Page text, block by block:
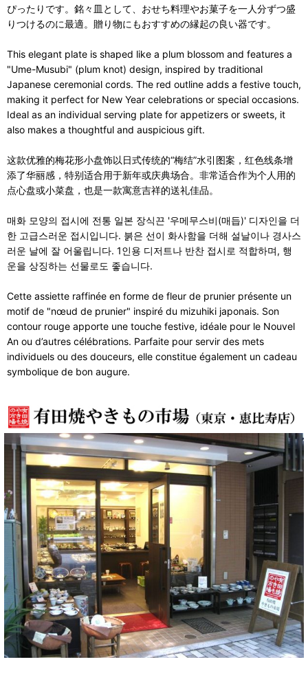
ぴったりです。銘々皿として、おせち料理やお菓子を一人分ずつ盛
りつけるのに最適。贈り物にもおすすめの縁起の良い器です。
This elegant plate is shaped like a plum blossom and features a
"Ume-Musubi" (plum knot) design, inspired by traditional
Japanese ceremonial cords. The red outline adds a festive touch,
making it perfect for New Year celebrations or special occasions.
Ideal as an individual serving plate for appetizers or sweets, it
also makes a thoughtful and auspicious gift.
这款优雅的梅花形小盘饰以日式传统的“梅结”水引图案，红色线条增
添了华丽感，特别适合用于新年或庆典场合。非常适合作为个人用的
点心盘或小菜盘，也是一款寓意吉祥的送礼佳品。
매화 모양의 접시에 전통 일본 장식끈 '우메무스비(매듭)' 디자인을 더
한 고급스러운 접시입니다. 붉은 선이 화사함을 더해 설날이나 경사스
러운 날에 잘 어울립니다. 1인용 디저트나 반찬 접시로 적합하며, 행
운을 상징하는 선물로도 좋습니다.
Cette assiette raffinée en forme de fleur de prunier présente un
motif de "nœud de prunier" inspiré du mizuhiki japonais. Son
contour rouge apporte une touche festive, idéale pour le Nouvel
An ou d’autres célébrations. Parfaite pour servir des mets
individuels ou des douceurs, elle constitue également un cadeau
symbolique de bon augure.